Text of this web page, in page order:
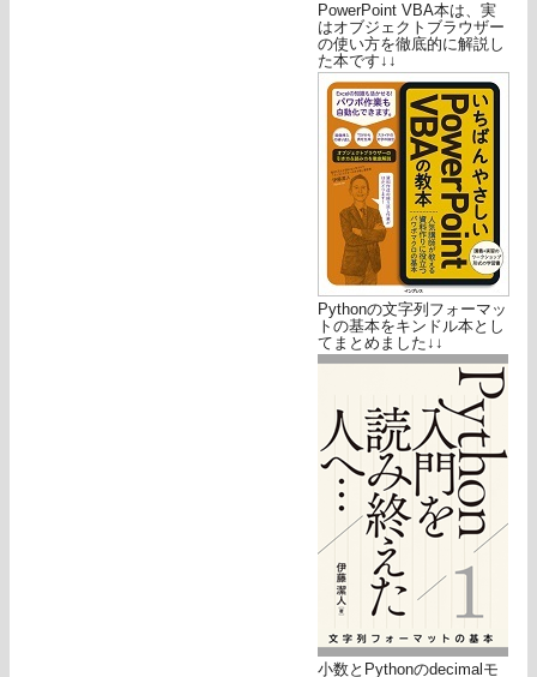
PowerPoint VBA本は、実
はオブジェクトブラウザー
の使い方を徹底的に解説し
た本です↓↓
Pythonの文字列フォーマッ
トの基本をキンドル本とし
てまとめました↓↓
小数とPythonのdecimalモ